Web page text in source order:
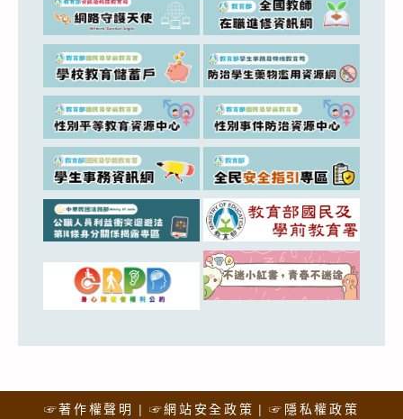
☞著作權聲明 ☞網站安全政策 ☞隱私權政策